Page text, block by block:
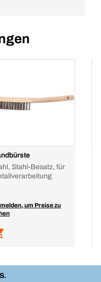
Stahl-Besatz, für
um Preise zu